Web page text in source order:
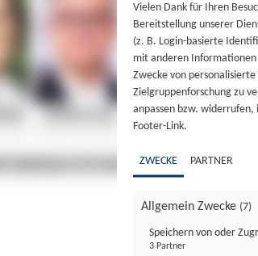
Vielen Dank für Ihren
Bereitstellung unserer
(z. B. Login-basierte
mit anderen
Zwecke von
Zielgruppenforschung zu
anpassen bzw.
Footer-Link.
ZWECKE PARTNER
Allgemein Zwecke (7)
Speichern von oder
3 Partner